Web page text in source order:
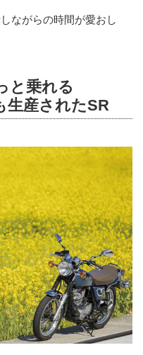
ながらの時間が愛おし
と乗れる
生産されたSR